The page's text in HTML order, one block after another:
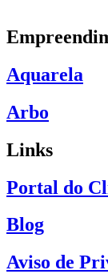
Aquarela
Arbo
Links
Portal do
Blog
Aviso de